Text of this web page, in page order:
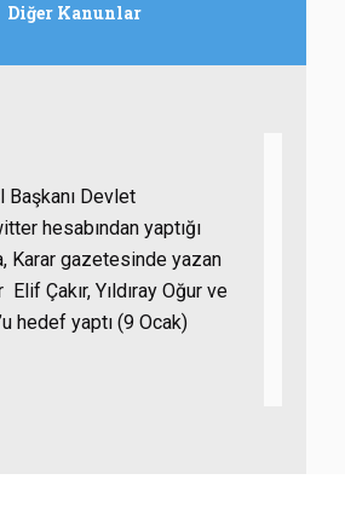
Diğer Kanunlar
Başkanı Devlet
hesabından yaptığı
Karar gazetesinde yazan
Çakır, Yıldıray Oğur ve
hedef yaptı (9 Ocak)